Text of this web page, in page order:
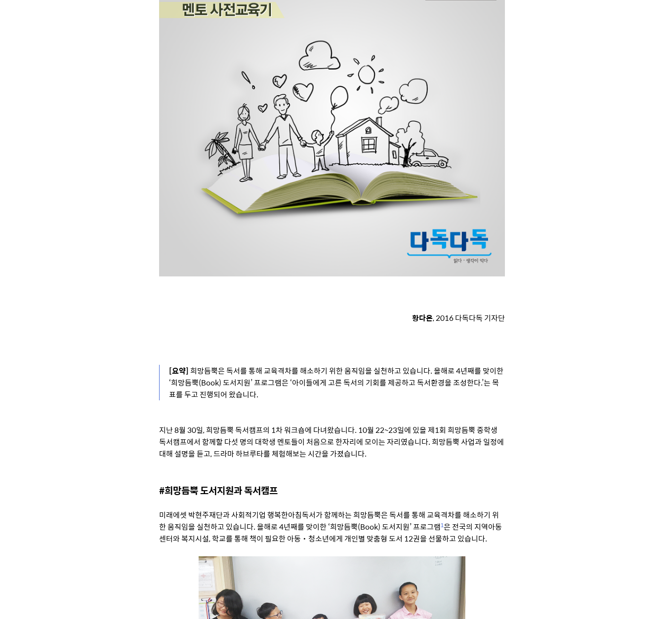
황다은, 2016 다독다독 기자단
[요약] 희망듬뿍은 독서를 통해 교육격차를 해소하기 위한 움직임을 실천하고 있습니다. 올해로 4년째를 맞이한
‘희망듬뿍(Book) 도서지원’ 프로그램은 ‘아이들에게 고른 독서의 기회를 제공하고 독서환경을 조성한다.’는 목
표를 두고 진행되어 왔습니다.
지난 8월 30일, 희망듬뿍 독서캠프의 1차 워크숍에 다녀왔습니다. 10월 22~23일에 있을 제1회 희망듬뿍 중학생
독서캠프에서 함께할 다섯 명의 대학생 멘토들이 처음으로 한자리에 모이는 자리였습니다. 희망듬뿍 사업과 일정에
대해 설명을 듣고, 드라마 하브루타를 체험해보는 시간을 가졌습니다.
#희망듬뿍 도서지원과 독서캠프
미래에셋 박현주재단과 사회적기업 행복한아침독서가 함께하는 희망듬뿍은 독서를 통해 교육격차를 해소하기 위
한 움직임을 실천하고 있습니다. 올해로 4년째를 맞이한‘희망듬뿍(Book) 도서지원’ 프로그램1은 전국의 지역아동
센터와 복지시설, 학교를 통해 책이 필요한 아동‧청소년에게 개인별 맞춤형 도서 12권을 선물하고 있습니다.